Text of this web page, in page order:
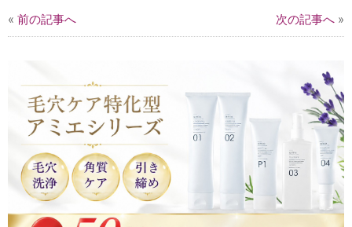
« 前の記事へ 次の記事へ »